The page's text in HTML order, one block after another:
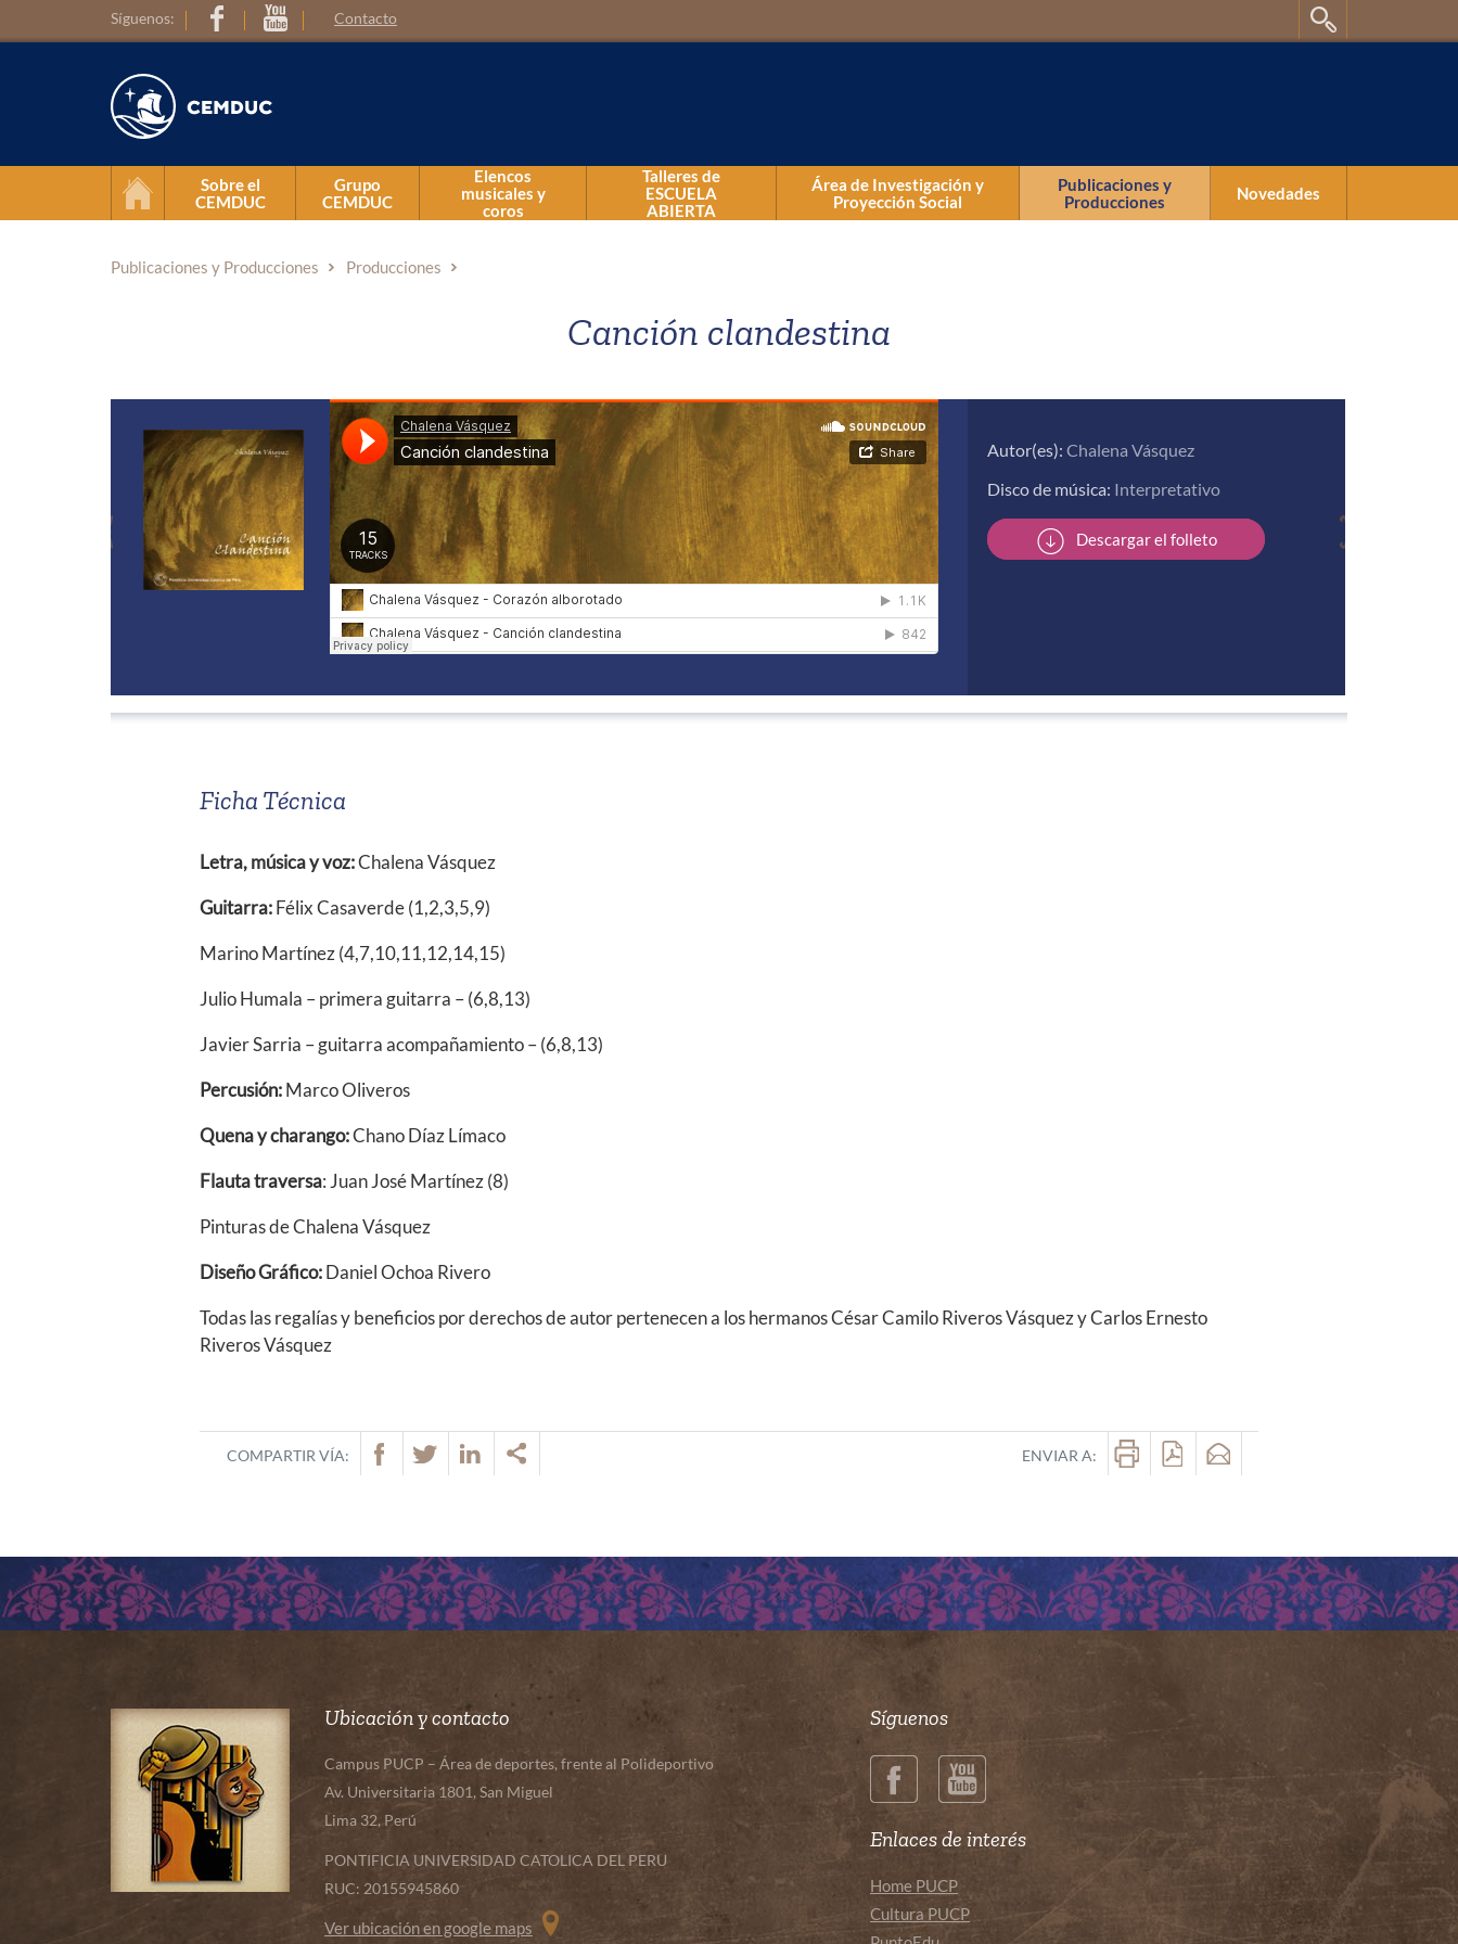
Síguenos: Contacto
Sobre el
CEMDUC
Grupo
CEMDUC
Elencos
musicales y
coros
Talleres de
ESCUELA
ABIERTA
Talleres Kids
Área de Investigación y
Proyección Social
Publicaciones y
Producciones
Novedades
Publicaciones y Producciones Producciones
Canción clandestina
Autor(es): Chalena Vásquez
Disco de música: Interpretativo
Descargar el folleto
Ficha Técnica
Letra, música y voz:Chalena Vásquez
Guitarra:Félix Casaverde (1,2,3,5,9)
Marino Martínez (4,7,10,11,12,14,15)
Julio Humala – primera guitarra – (6,8,13)
Javier Sarria – guitarra acompañamiento – (6,8,13)
Percusión:Marco Oliveros
Quena y charango:Chano Díaz Límaco
Flauta traversa: Juan José Martínez (8)
Pinturas de Chalena Vásquez
Diseño Gráfico:Daniel Ochoa Rivero
Todas las regalías y beneficios por derechos de autor pertenecen a los hermanos César Camilo Riveros Vásquez y Carlos Ernesto
Riveros Vásquez
COMPARTIR VÍA: ENVIAR A:
Ubicación y contacto
Campus PUCP – Área de deportes, frente al Polideportivo
Av. Universitaria 1801, San Miguel
Lima 32, Perú
PONTIFICIA UNIVERSIDAD CATOLICA DEL PERU
RUC: 20155945860
Ver ubicación en google maps
Síguenos
Enlaces de interés
Home PUCP
Cultura PUCP